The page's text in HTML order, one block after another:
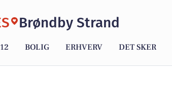
Brøndby Strand
BOLIG ERHVERV DET SKER